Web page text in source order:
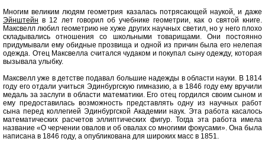
Многим великим людям геометрия казалась потрясающей наукой, и даже
Эйнштейн в 12 лет говорил об учебнике геометрии, как о святой книге.
Максвелл любил геометрию не хуже других научных светил, но у него плохо
складывались отношения со школьными товарищами. Они постоянно
придумывали ему обидные прозвища и одной из причин была его нелепая
одежда. Отец Максвелла считался чудаком и покупал сыну одежду, которая
вызывала улыбку.
Максвелл уже в детстве подавал большие надежды в области науки. В 1814
году его отдали учиться Эдинбургскую гимназию, а в 1846 году ему вручили
медаль за заслуги в области математики. Его отец гордился своим сыном и
ему предоставилась возможность представлять одну из научных работ
сына перед коллегией Эдинбургской Академии наук. Эта работа касалось
математических расчетов эллиптических фигур. Тогда эта работа имела
название «О черчении овалов и об овалах со многими фокусами». Она была
написана в 1846 году, а опубликована для широких масс в 1851.